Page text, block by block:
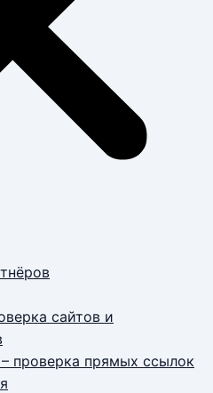
сайтов и
проверка прямых ссылок